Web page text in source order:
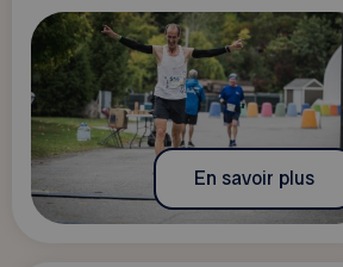
En savoir plus